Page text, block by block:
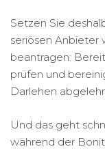
Setzen Sie
seriösen Anbieter
beantragen:
prüfen und
Darlehen
Und das geht
während der